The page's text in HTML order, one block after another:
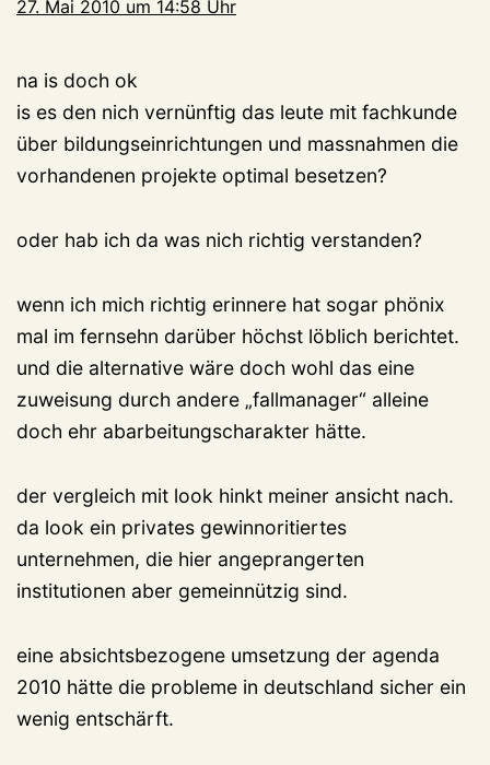
27. Mai 2010 um 14:58 Uhr
na is doch ok
is es den nich vernünftig das leute mit fachkunde
über bildungseinrichtungen und massnahmen die
vorhandenen projekte optimal besetzen?
oder hab ich da was nich richtig verstanden?
wenn ich mich richtig erinnere hat sogar phönix
mal im fernsehn darüber höchst löblich berichtet.
und die alternative wäre doch wohl das eine
zuweisung durch andere „fallmanager“ alleine
doch ehr abarbeitungscharakter hätte.
der vergleich mit look hinkt meiner ansicht nach.
da look ein privates gewinnoritiertes
unternehmen, die hier angeprangerten
institutionen aber gemeinnützig sind.
eine absichtsbezogene umsetzung der agenda
2010 hätte die probleme in deutschland sicher ein
wenig entschärft.